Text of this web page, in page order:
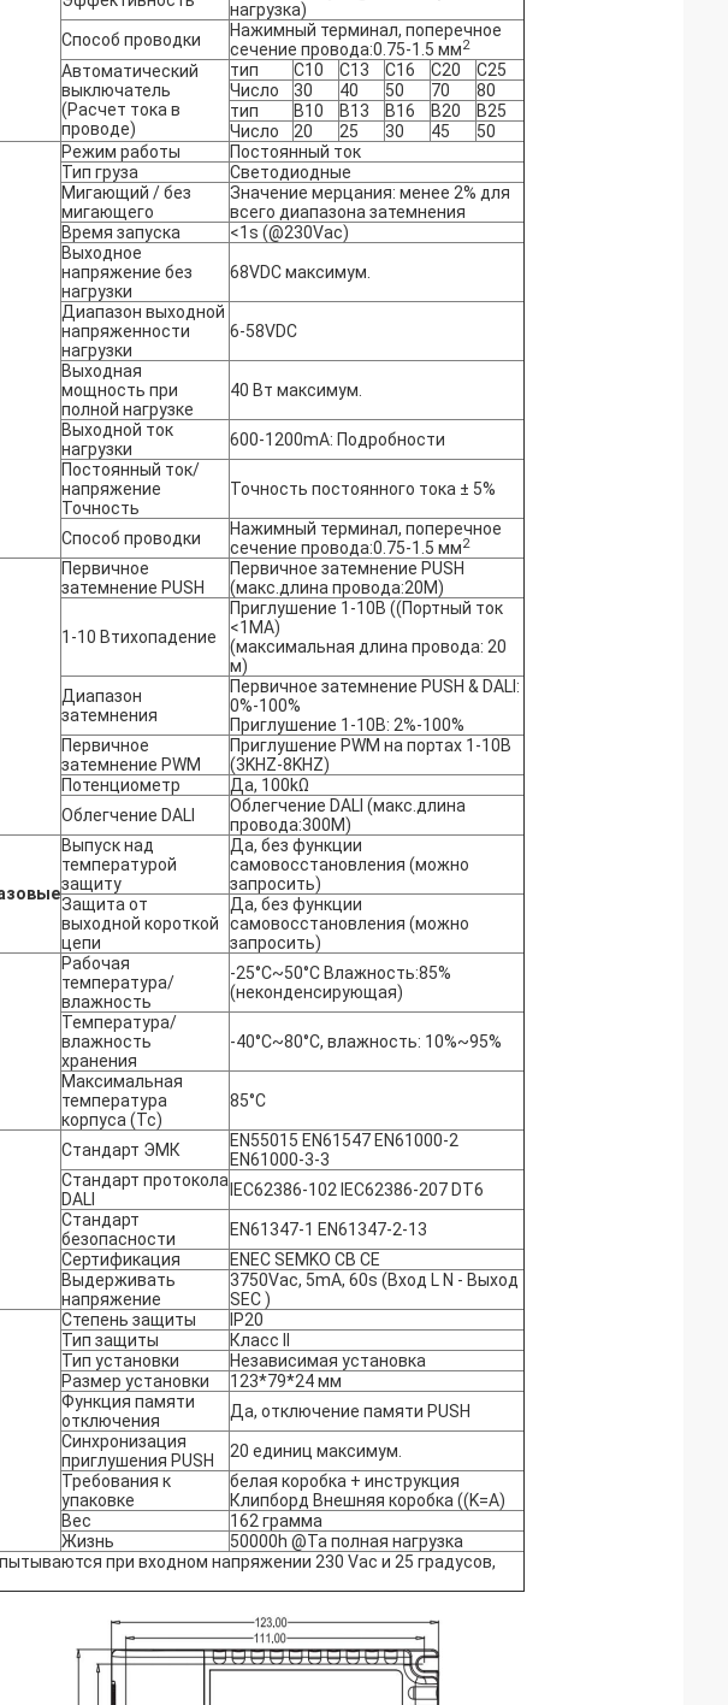
нагрузка)
Способ проводки
Нажимный терминал, поперечное
сечение провода:0.75-1.5 мм2
Автоматический
выключатель
(Расчет тока в
проводе)
тип С10 C13 С16 С20
C25
Число
30 40 50 70
80
тип
В10 В13 В16 B20
B25
Число
20 25 30 45 50
Режим работы
Постоянный ток
Тип груза
Светодиодные
Мигающий / без
мигающего
Значение мерцания: менее 2% для
всего диапазона затемнения
Время запуска
<1s (@230Vac)
Выходное
напряжение без
нагрузки
68VDC максимум.
Диапазон выходной
напряженности
нагрузки
6-58VDC
Выходная
мощность при
полной нагрузке
40 Вт максимум.
Выходной ток
нагрузки
600-1200mA: Подробности
Постоянный ток/
напряжение
Точность
Точность постоянного тока ± 5%
Способ проводки
Нажимный терминал, поперечное
сечение провода:0.75-1.5 мм2
Первичное
затемнение PUSH
Первичное затемнение PUSH
(макс.длина провода:20M)
1-10 Втихопадение
Приглушение 1-10В ((Портный ток
<1MA)
(максимальная длина провода: 20
м)
Диапазон
затемнения
Первичное затемнение PUSH & DALI:
0%-100%
Приглушение 1-10В: 2%-100%
Первичное
затемнение PWM
Приглушение PWM на портах 1-10В
(3KHZ-8KHZ)
Потенциометр
Да, 100kΩ
Облегчение DALI
Облегчение DALI (макс.длина
провода:300M)
Выпуск над
температурой
защиту
Да, без функции
самовосстановления (можно
запросить)
Защита от
выходной короткой
цепи
Да, без функции
самовосстановления (можно
запросить)
Рабочая
температура/
влажность
-25°C~50°C Влажность:85%
(неконденсирующая)
Температура/
влажность
хранения
-40°C~80°C, влажность: 10%~95%
Максимальная
температура
корпуса (Tc)
85°C
Стандарт ЭМК
EN55015 EN61547 EN61000-2
EN61000-3-3
Стандарт протокола
DALI
IEC62386-102 IEC62386-207 DT6
Стандарт
безопасности
EN61347-1 EN61347-2-13
Сертификация
ENEC SEMKO CB CE
Выдерживать
напряжение
3750Vac, 5mA, 60s (Вход L N - Выход
SEC )
Степень защиты
IP20
Тип защиты
Класс II
Тип установки
Независимая установка
Размер установки
123*79*24 мм
Функция памяти
отключения
Да, отключение памяти PUSH
Синхронизация
приглушения PUSH
20 единиц максимум.
Требования к
упаковке
белая коробка + инструкция
Клипборд Внешняя коробка ((K=A)
Вес
162 грамма
Жизнь
50000h @Ta полная нагрузка
при входном напряжении 230 Vac и 25 градусов,